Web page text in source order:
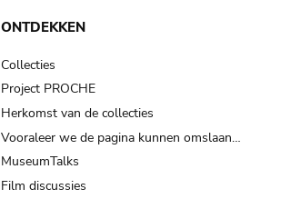
ONTDEKKEN
Collecties
Project PROCHE
Herkomst van de collecties
Vooraleer we de pagina kunnen omslaan…
MuseumTalks
Film discussies